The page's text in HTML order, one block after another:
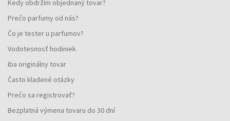
Kedy obdržím objednaný tovar?
Prečo parfumy od nás?
Čo je tester u parfumov?
Vodotesnosť hodiniek
Iba originálny tovar
Často kladené otázky
Prečo sa registrovať?
Bezplatná výmena tovaru do 30 dní